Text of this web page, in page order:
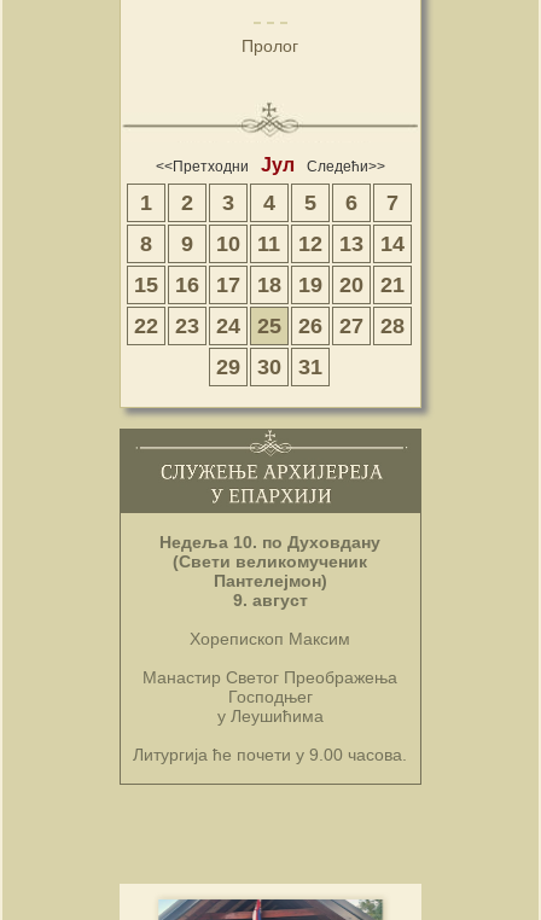
Пролог
<<Претходни Јул Следећи>>
1 2 3 4 5 6
7
8
9 10 11 12 13
14
15
16 17 18 19 20
21
22
23 24 25 26 27
28
29
30 31
Недеља 10. по Духовдану
(Свети великомученик
Пантелејмон)
9. август
Хорепископ Максим
Манастир Светог Преображења
Господњег
у Леушићима
Литургија ће почети у 9.00 часова.